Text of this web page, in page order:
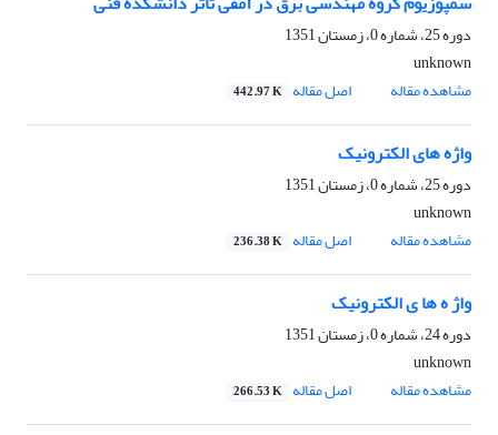
دوره 25، شماره 0، زمستان 1351
unknown
مشاهده مقاله
اصل مقاله 442.97 K
واژه های الکترونیک
دوره 25، شماره 0، زمستان 1351
unknown
مشاهده مقاله
اصل مقاله 236.38 K
واژ ه ها ی الکترونیک
دوره 24، شماره 0، زمستان 1351
unknown
مشاهده مقاله
اصل مقاله 266.53 K